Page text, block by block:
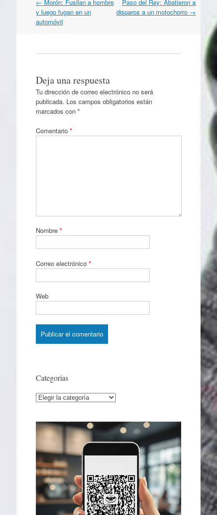
Navegación
por
artículos
← Morón: Fusilan a hombre
y luego fugan en un
automóvil
Paso del Rey: Abatieron a
disparos a un motochorro →
Deja una respuesta
Tu dirección de correo electrónico no será
publicada. Los campos obligatorios están
marcados con *
Comentario *
Nombre *
Correo electrónico *
Web
Categorías
Categorías